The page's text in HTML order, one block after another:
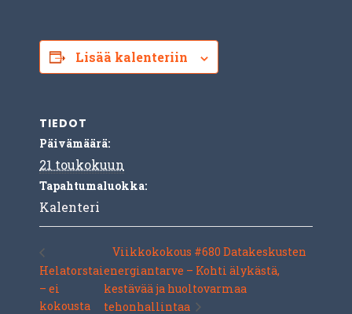
Lisää kalenteriin
TIEDOT
Päivämäärä:
21 toukokuun
Tapahtumaluokka:
Kalenteri
Helatorstai
– ei
kokousta
Viikkokokous #680 Datakeskusten
energiantarve – Kohti älykästä,
kestävää ja huoltovarmaa
tehonhallintaa